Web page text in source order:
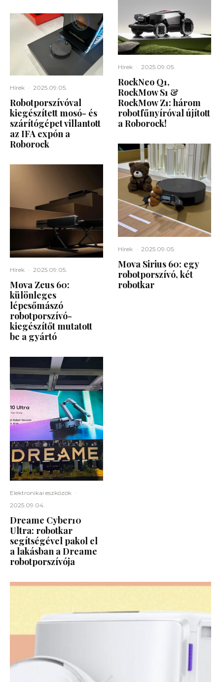
Hírek · 2025.09.05.
Robotporszívóval
kiegészített mosó- és
szárítógépet villantott
az IFA expón a
Roborock
Hírek · 2025.09.05.
Mova Zeus 60:
különleges
lépcsőmászó
robotporszívó-
kiegészítőt mutatott
be a gyártó
Elektronikai eszközök ·
2025.09.04.
Dreame Cyber10
Ultra: robotkar
segítségével pakol el
a lakásban a Dreame
robotporszívója
Hírek · 2025.09.05.
RockNeo Q1,
RockMow S1 &
RockMow Z1: három
robotfűnyíróval újított
a Roborock!
Hírek · 2025.09.05.
Mova Sirius 60: egy
robotporszívó, két
robotkar